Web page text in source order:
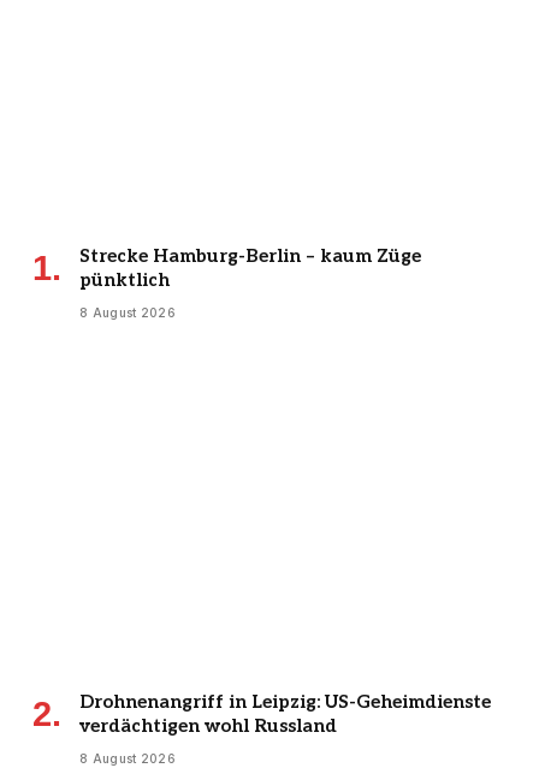
Strecke Hamburg-Berlin – kaum Züge
pünktlich
8 August 2026
Drohnenangriff in Leipzig: US-Geheimdienste
verdächtigen wohl Russland
8 August 2026